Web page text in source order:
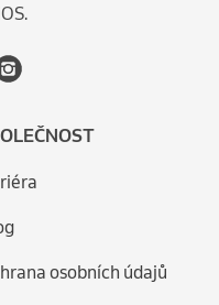
osobních údajů